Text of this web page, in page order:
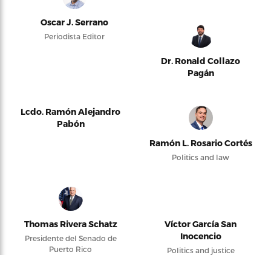
Oscar J. Serrano
Periodista Editor
Dr. Ronald Collazo
Pagán
Lcdo. Ramón Alejandro
Pabón
Ramón L. Rosario Cortés
Politics and law
Thomas Rivera Schatz
Presidente del Senado de
Puerto Rico
Víctor García San
Inocencio
Politics and justice